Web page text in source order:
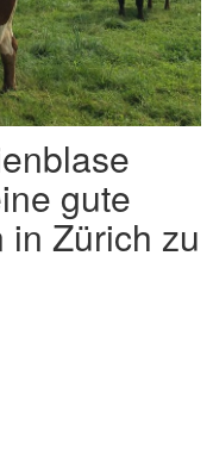
gute
Zürich zu